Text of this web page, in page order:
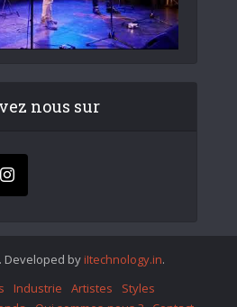
nous sur
Developed by iItechnology.in.
Industrie Artistes
Styles